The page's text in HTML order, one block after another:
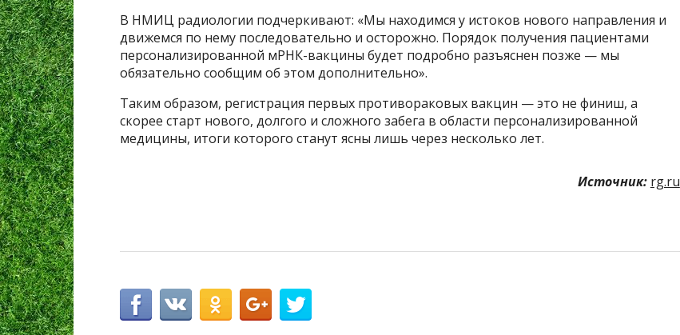
В НМИЦ радиологии подчеркивают: «Мы находимся у истоков нового направления и
движемся по нему последовательно и осторожно. Порядок получения пациентами
персонализированной мРНК-вакцины будет подробно разъяснен позже — мы
обязательно сообщим об этом дополнительно».
Таким образом, регистрация первых противораковых вакцин — это не финиш, а
скорее старт нового, долгого и сложного забега в области персонализированной
медицины, итоги которого станут ясны лишь через несколько лет.
Источник: rg.ru